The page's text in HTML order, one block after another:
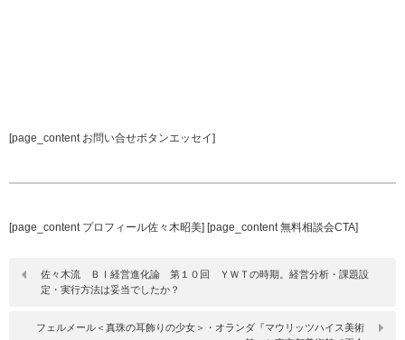
[page_content お問い合せボタンエッセイ]
[page_content プロフィール佐々木昭美] [page_content 無料相談会CTA]
佐々木流 ＢＩ経営進化論 第１０回 ＹＷＴの時期。経営分析・課題設
定・実行方法は妥当でしたか？
フェルメール＜真珠の耳飾りの少女＞・オランダ『マウリッツハイス美術